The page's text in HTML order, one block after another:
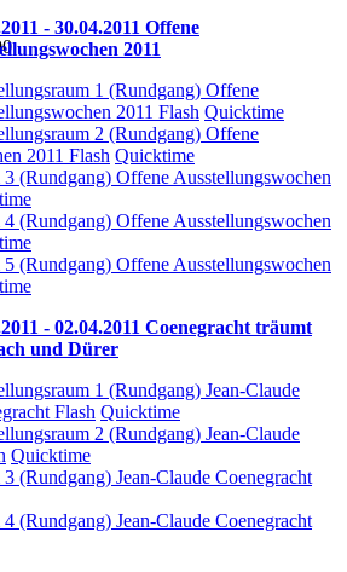
- 30.04.2011 Offene
2011
1 (Rundgang) Offene
2011 Flash Quicktime
2 (Rundgang) Offene
2011 Flash Quicktime
(Rundgang) Offene Ausstellungswochen
(Rundgang) Offene Ausstellungswochen
(Rundgang) Offene Ausstellungswochen
- 02.04.2011 Coenegracht träumt
und Dürer
1 (Rundgang) Jean-Claude
Flash Quicktime
2 (Rundgang) Jean-Claude
Quicktime
(Rundgang) Jean-Claude Coenegracht
(Rundgang) Jean-Claude Coenegracht